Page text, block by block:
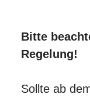
Bitte
Regelung!
Sollte ab